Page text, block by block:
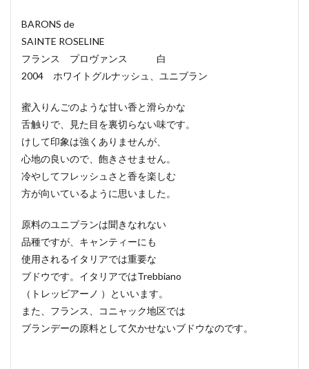
BARONS de
SAINTE ROSELINE
フランス プロヴァンス 白
2004 ホワイトグルナッシュ、ユニブラン
蜜入りんごのような甘い香と滑らかな
舌触りで、見た目を裏切らない味です。
けして印象は強くありませんが、
心地の良いので、飽きさせません。
冷やしてフレッシュさと香を楽しむ
方が向いているように思いました。
原料のユニブランは聞きなれない
品種ですが、キャンティーにも
使用されるイタリアでは重要な
ブドウです。イタリアではTrebbiano
（トレッビアーノ ）といいます。
また、フランス、コニャック地区では
ブランデーの原料として欠かせないブドウなのです。